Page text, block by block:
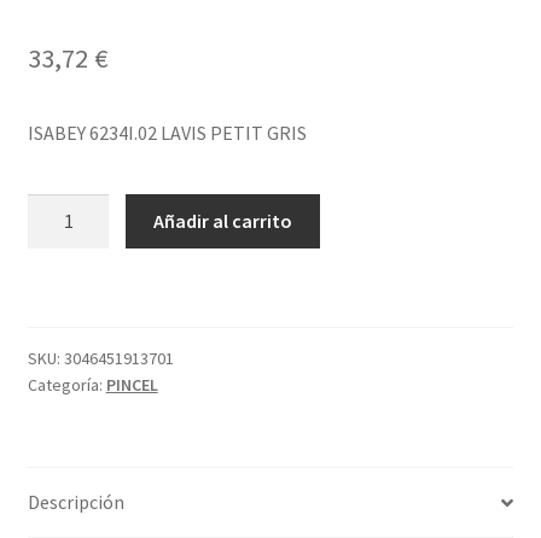
33,72 €
ISABEY 6234I.02 LAVIS PETIT GRIS
cantidad
Añadir al carrito
SKU: 3046451913701
Categoría: PINCEL
Descripción